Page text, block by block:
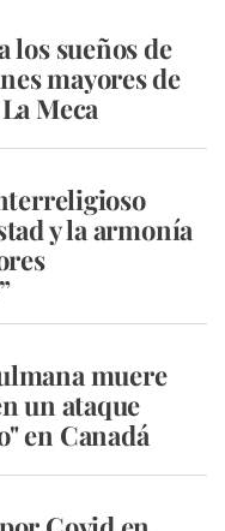
los sueños de
mayores de
Meca
y la armonía
muere
un ataque
en Canadá